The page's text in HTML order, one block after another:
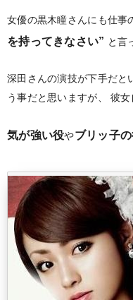
女優の黒木瞳さんにも仕事
を持ってきなさい” と言
深田さんの演技が下手だと
う事だと思いますが、
彼女
気が強い役やブリッ子